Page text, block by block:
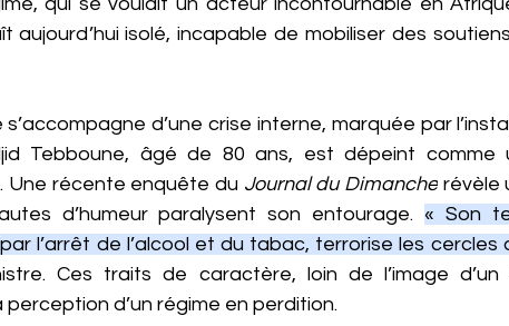
aujourd’hui isolé, incapable de mobiliser des
s’accompagne d’une crise interne, marquée par
Tebboune, âgé de 80 ans, est dépeint comme
Une récente enquête du Journal du Dimanche révèle
d’humeur paralysent son entourage. « Son
l’arrêt de l’alcool et du tabac, terrorise les cercles
Ces traits de caractère, loin de l’image d’un
d’un régime en perdition.